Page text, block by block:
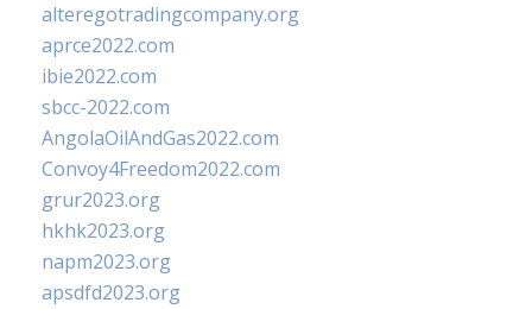
alteregotradingcompany.org
aprce2022.com
ibie2022.com
sbcc-2022.com
AngolaOilAndGas2022.com
Convoy4Freedom2022.com
grur2023.org
hkhk2023.org
napm2023.org
apsdfd2023.org